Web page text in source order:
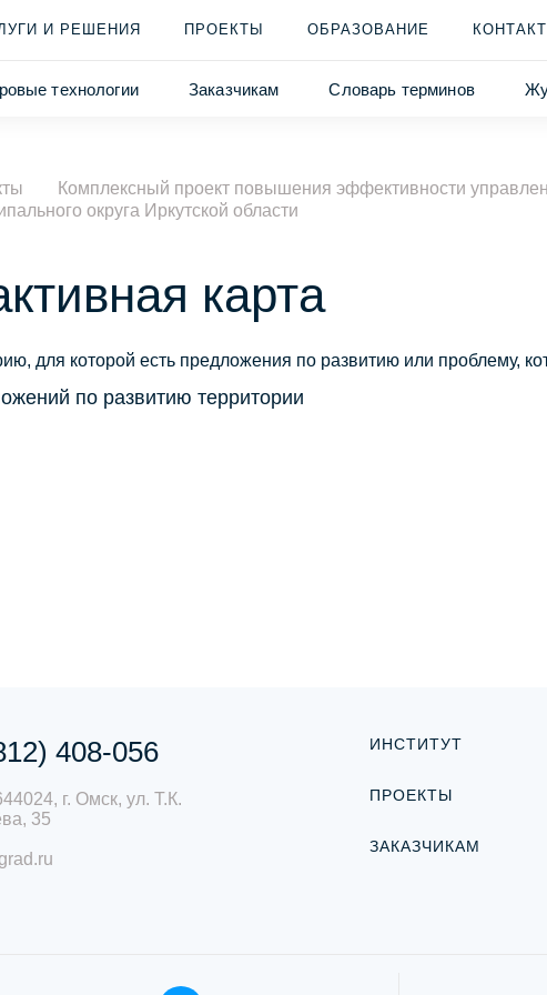
И РЕШЕНИЯ ПРОЕКТЫ ОБРАЗОВАНИЕ
технологии Заказчикам Словарь терминов
Комплексный проект повышения эффективности
округа Иркутской области
карта
для которой есть предложения по развитию или проблему,
по развитию территории
408-056
г. Омск, ул. Т.К.
35
ИНСТИТУТ
ПРОЕКТЫ
ЗАКАЗЧИКАМ